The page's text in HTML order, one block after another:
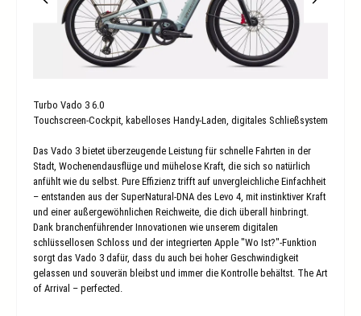
Turbo Vado 3 6.0
Touchscreen-Cockpit, kabelloses Handy-Laden, digitales Schließsystem
Das Vado 3 bietet überzeugende Leistung für schnelle Fahrten in der
Stadt, Wochenendausflüge und mühelose Kraft, die sich so natürlich
anfühlt wie du selbst. Pure Effizienz trifft auf unvergleichliche Einfachheit
– entstanden aus der SuperNatural-DNA des Levo 4, mit instinktiver Kraft
und einer außergewöhnlichen Reichweite, die dich überall hinbringt.
Dank branchenführender Innovationen wie unserem digitalen
schlüssellosen Schloss und der integrierten Apple "Wo Ist?"-Funktion
sorgt das Vado 3 dafür, dass du auch bei hoher Geschwindigkeit
gelassen und souverän bleibst und immer die Kontrolle behältst. The Art
of Arrival – perfected.